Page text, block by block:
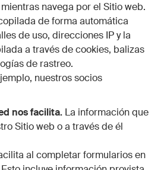
navega por el Sitio web.
de forma automática
de uso, direcciones IP y la
a través de cookies, balizas
de rastreo.
nuestros socios
nos facilita. La información que
Sitio web o a través de él
al completar formularios en